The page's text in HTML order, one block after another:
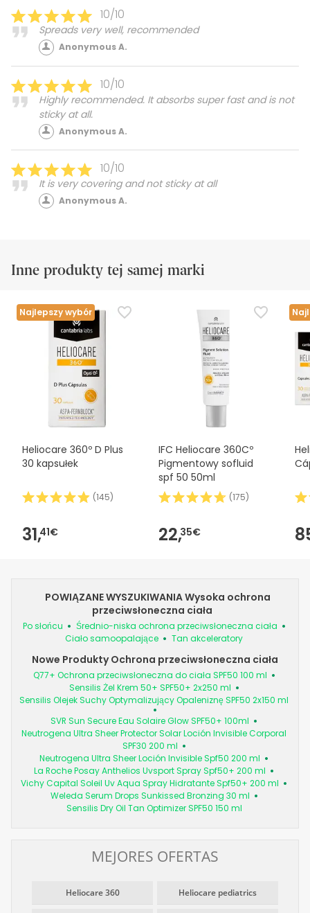
10/10
Spreads very well, recommended
Anonymous A.
10/10
Highly recommended. It absorbs super fast and is not
sticky at all.
Anonymous A.
10/10
It is very covering and not sticky at all
Anonymous A.
Inne produkty tej samej marki
Najlepszy wybór
Heliocare 360º D Plus
30 kapsułek
(145)
31,41€
IFC Heliocare 360Cº
Pigmentowy sofluid
spf 50 50ml
(175)
22,35€
POWIĄZANE WYSZUKIWANIA Wysoka ochrona
przeciwsłoneczna ciała
Po słońcu
Średnio-niska ochrona przeciwsłoneczna ciała
Ciało samoopalające
Tan akceleratory
Nowe Produkty Ochrona przeciwsłoneczna ciała
Q77+ Ochrona przeciwsłoneczna do ciała SPF50 100 ml
Sensilis Żel Krem 50+ SPF50+ 2x250 ml
Sensilis Olejek Suchy Optymalizujący Opaleniznę SPF50 2x150 ml
SVR Sun Secure Eau Solaire Glow SPF50+ 100ml
Neutrogena Ultra Sheer Protector Solar Loción Invisible Corporal
SPF30 200 ml
Neutrogena Ultra Sheer Loción Invisible Spf50 200 ml
La Roche Posay Anthelios Uvsport Spray Spf50+ 200 ml
Vichy Capital Soleil Uv Aqua Spray Hidratante Spf50+ 200 ml
Weleda Serum Drops Sunkissed Bronzing 30 ml
Sensilis Dry Oil Tan Optimizer SPF50 150 ml
MEJORES OFERTAS
Heliocare 360 Heliocare pediatrics